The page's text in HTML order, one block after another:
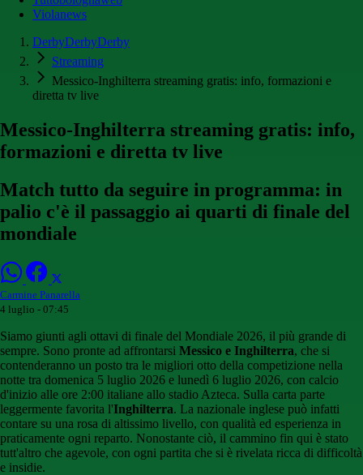
Violanews
DerbyDerbyDerby
Streaming
Messico-Inghilterra streaming gratis: info, formazioni e
diretta tv live
Messico-Inghilterra streaming gratis: info,
formazioni e diretta tv live
Match tutto da seguire in programma: in
palio c'è il passaggio ai quarti di finale del
mondiale
Carmine Panarella
4 luglio - 07:45
Siamo giunti agli ottavi di finale del Mondiale 2026, il più grande di
sempre. Sono pronte ad affrontarsi Messico e Inghilterra, che si
contenderanno un posto tra le migliori otto della competizione nella
notte tra domenica 5 luglio 2026 e lunedì 6 luglio 2026, con calcio
d'inizio alle ore 2:00 italiane allo stadio Azteca. Sulla carta parte
leggermente favorita l'Inghilterra. La nazionale inglese può infatti
contare su una rosa di altissimo livello, con qualità ed esperienza in
praticamente ogni reparto. Nonostante ciò, il cammino fin qui è stato
tutt'altro che agevole, con ogni partita che si è rivelata ricca di difficoltà
e insidie.